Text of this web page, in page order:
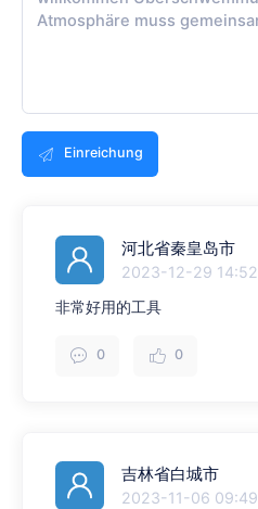
Einreichung
河北省秦皇岛市
2023-12-29 14:52
非常好用的工具
0 0
吉林省白城市
2023-11-06 09:49